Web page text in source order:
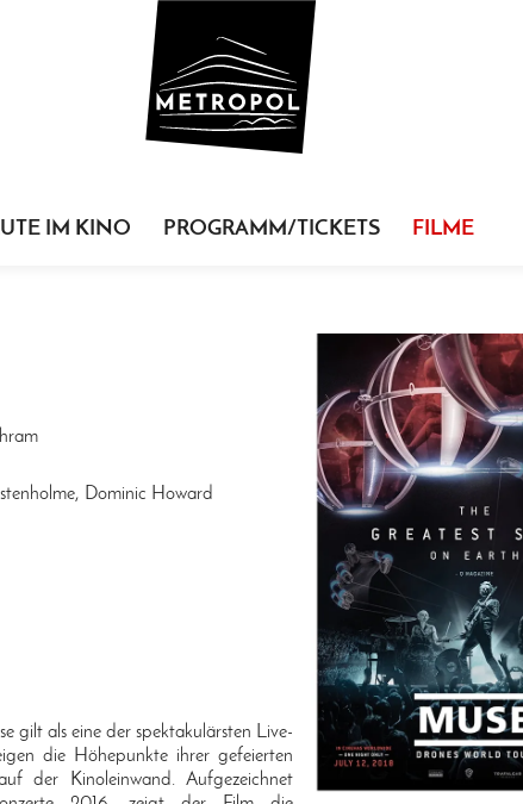
IM KINO PROGRAMM/TICKETS FILME
Dominic Howard
gilt als eine der spektakulärsten Live-
die Höhepunkte ihrer gefeierten
der Kinoleinwand. Aufgezeichnet